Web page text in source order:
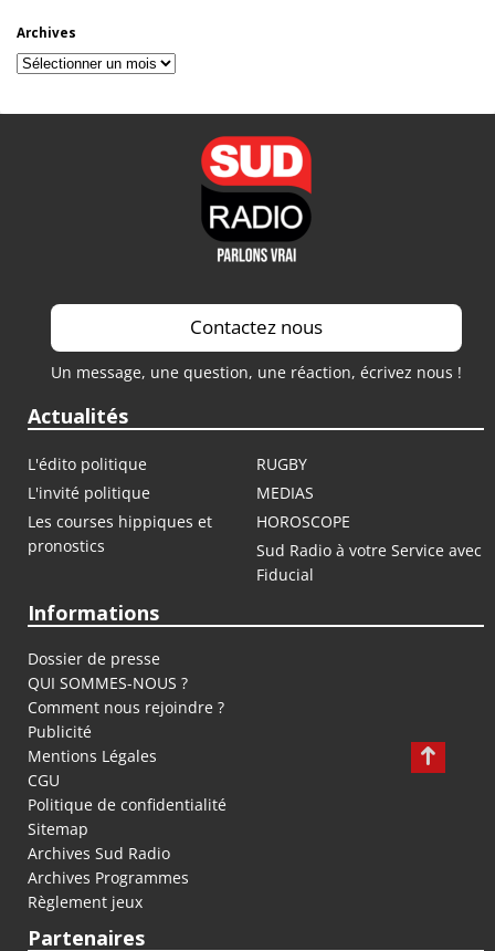
Archives
Archives
Contactez nous
Un message, une question, une réaction, écrivez nous !
Actualités
L'édito politique
RUGBY
L'invité politique
MEDIAS
Les courses hippiques et
pronostics
HOROSCOPE
Sud Radio à votre Service avec
Fiducial
Informations
Dossier de presse
QUI SOMMES-NOUS ?
Comment nous rejoindre ?
Publicité
Mentions Légales
CGU
Politique de confidentialité
Sitemap
Archives Sud Radio
Archives Programmes
Règlement jeux
Partenaires